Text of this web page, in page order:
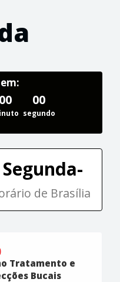
00 00
segundo
de Brasília
Tratamento e
Bucais